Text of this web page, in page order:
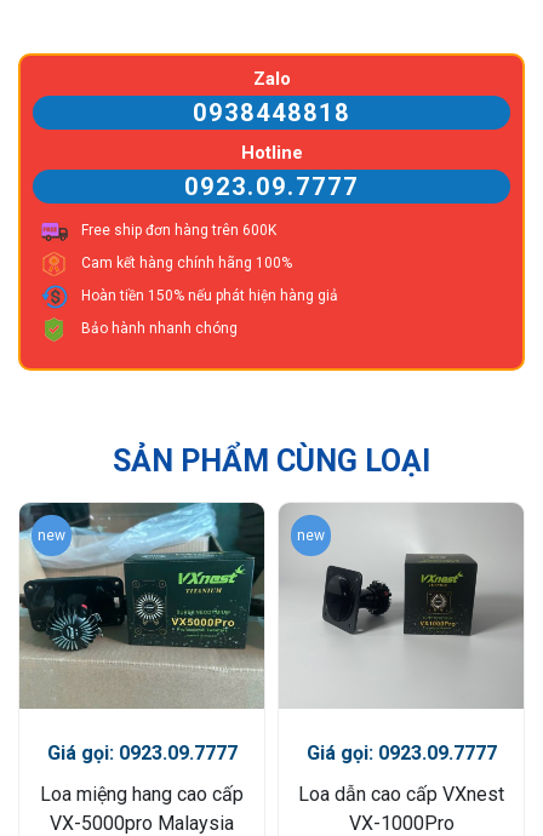
Zalo
0938448818
Hotline
0923.09.7777
Free ship đơn hàng trên 600K
Cam kết hàng chính hãng 100%
Hoàn tiền 150% nếu phát hiện hàng giả
Bảo hành nhanh chóng
SẢN PHẨM CÙNG LOẠI
new
Giá gọi: 0923.09.7777
Loa miệng hang cao cấp
VX-5000pro Malaysia
new
Giá gọi: 0923.09.7777
Loa dẫn cao cấp VXnest
VX-1000Pro